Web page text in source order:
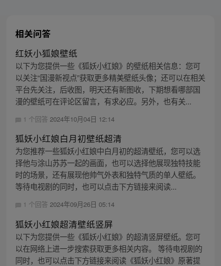
相关问答
红妖小狐娘壁纸
以下为您提供一些《狐妖小红娘》的壁纸相关信息：您可
以关注“国漫新视点”获取更多精美壁纸头像；还可以在相关
平台先关注，后收图，明天还有新图收，下期想看哪部国
漫的壁纸可在评论区留言，有求必应。另外，也有关...
1 个回答 2024年10月04日 12:14
狐妖小红娘白月初壁纸超清
为您推荐一些狐妖小红娘中白月初的超清壁纸，您可以选
择他与涂山苏苏一起的画面，也可以选择他展现独特技能
时的场景，还有展现他帅气外表和独特气质的单人壁纸。
等待电视剧的同时，也可以点击下方链接来阅读...
1 个回答 2024年09月26日 05:14
狐妖小红娘超清壁纸竖屏
以下为您提供一些《狐妖小红娘》的超清竖屏壁纸。您可
以在网络上进一步搜索获取更多相关内容。 等待电视剧的
同时，也可以点击下方链接来阅读《狐妖小红娘》原著提